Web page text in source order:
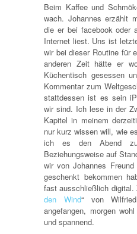
Beim Kaffee und
wach. Johannes erzählt
die er bei facebook oder
Internet liest. Uns ist
wir bei dieser Routine für
anderen Zeit hätte er
Küchentisch gesessen
Kommentar zum
stattdessen ist es sein
wir sind. Ich lese in der
Kapitel in meinem
nur kurz wissen will, wie
ich es den Abend
Beziehungsweise auf
wir von Johannes
geschenkt bekommen
fast ausschließlich digital.
den Wind“ von
angefangen, morgen
und spannend.